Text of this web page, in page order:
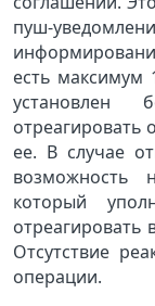
пуш-
есть максимум
установлен
отреагировать
ее. В случае
возможность
который
отреагировать
Отсутствие
операции.